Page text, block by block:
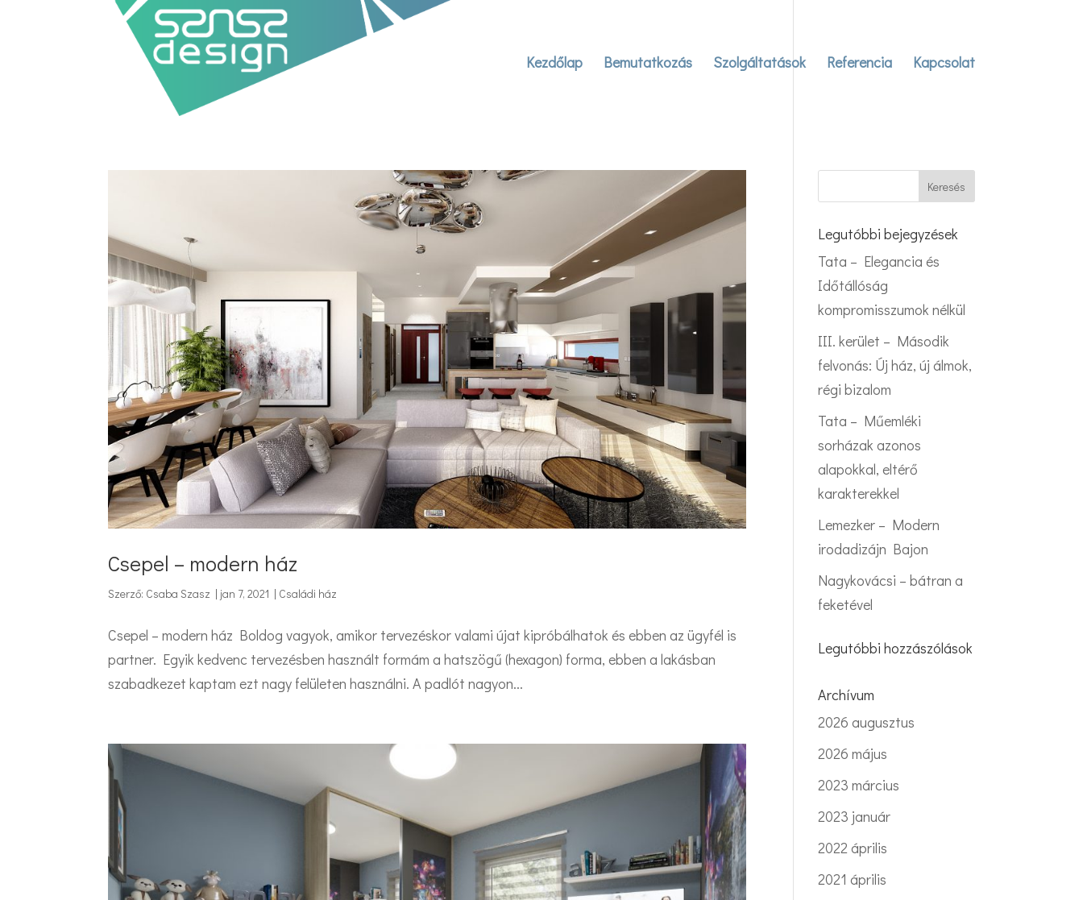
Kezdőlap Bemutatkozás Szolgáltatások Referencia Kapcsolat
Csepel – modern ház
Szerző: Csaba Szasz | jan 7, 2021 | Családi ház
Csepel – modern ház Boldog vagyok, amikor tervezéskor valami újat kipróbálhatok és ebben az ügyfél is
partner. Egyik kedvenc tervezésben használt formám a hatszögű (hexagon) forma, ebben a lakásban
szabadkezet kaptam ezt nagy felületen használni. A padlót nagyon...
Legutóbbi bejegyzések
Tata – Elegancia és
Időtállóság
kompromisszumok nélkül
III. kerület – Második
felvonás: Új ház, új álmok,
régi bizalom
Tata – Műemléki
sorházak azonos
alapokkal, eltérő
karakterekkel
Lemezker – Modern
irodadizájn Bajon
Nagykovácsi – bátran a
feketével
Legutóbbi hozzászólások
Archívum
2026 augusztus
2026 május
2023 március
2023 január
2022 április
2021 április